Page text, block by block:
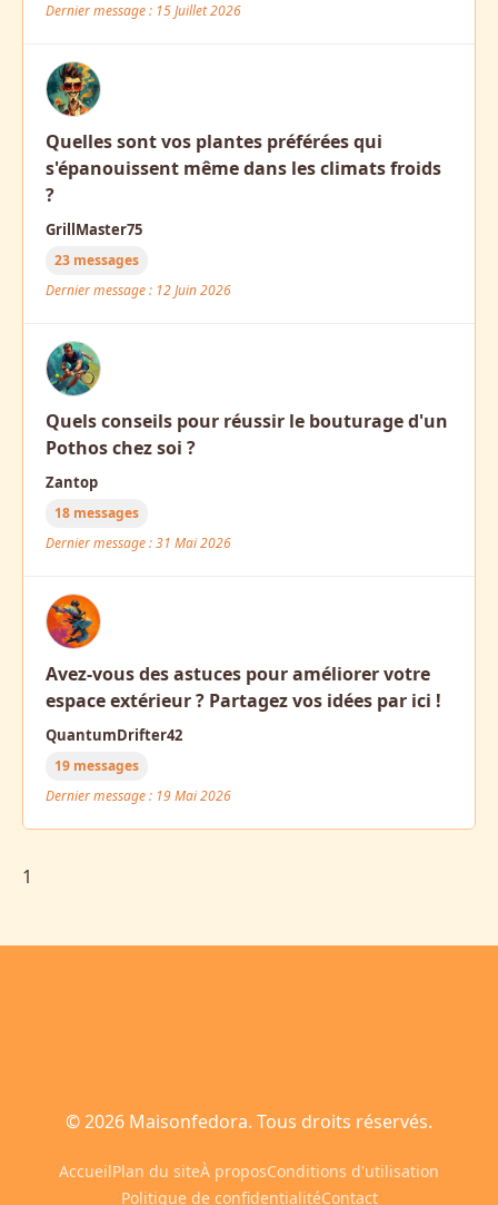
Dernier message : 15 Juillet 2026
Quelles sont vos plantes préférées qui
s'épanouissent même dans les climats froids
?
GrillMaster75
23 messages
Dernier message : 12 Juin 2026
Quels conseils pour réussir le bouturage d'un
Pothos chez soi ?
Zantop
18 messages
Dernier message : 31 Mai 2026
Avez-vous des astuces pour améliorer votre
espace extérieur ? Partagez vos idées par ici !
QuantumDrifter42
19 messages
Dernier message : 19 Mai 2026
1
© 2026 Maisonfedora. Tous droits réservés.
AccueilPlan du siteÀ proposConditions d'utilisation
Politique de confidentialitéContact